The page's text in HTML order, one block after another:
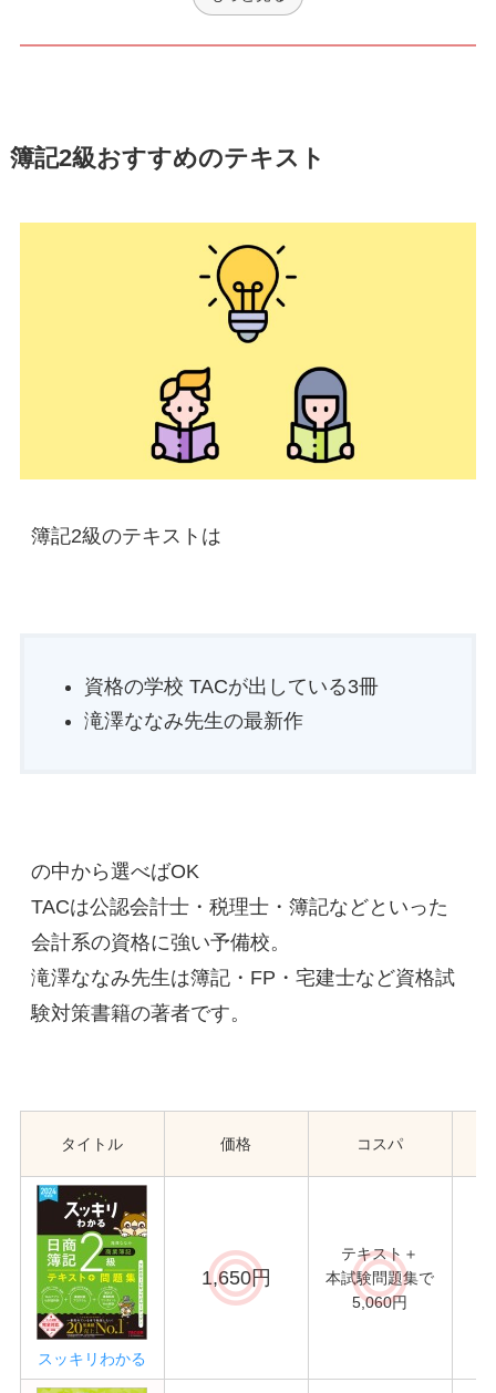
簿記2級おすすめのテキスト
簿記2級のテキストは
資格の学校 TACが出している3冊
滝澤ななみ先生の最新作
の中から選べばOK
TACは公認会計士・税理士・簿記などといった
会計系の資格に強い予備校。
滝澤ななみ先生は簿記・FP・宅建士など資格試
験対策書籍の著者です。
タイトル 価格 コスパ
スッキリわかる
1,650円
テキスト＋
本試験問題集で
5,060円